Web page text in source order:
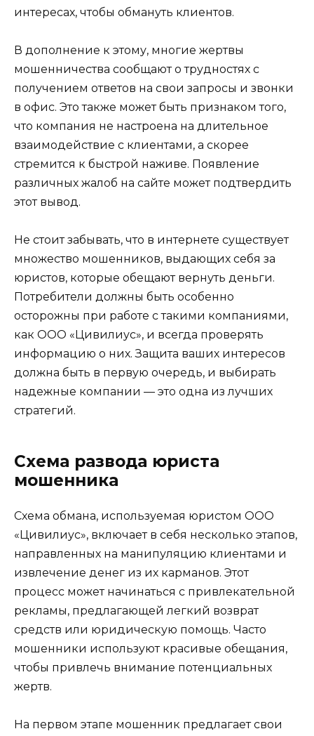
интересах, чтобы обмануть клиентов.
В дополнение к этому, многие жертвы
мошенничества сообщают о трудностях с
получением ответов на свои запросы и звонки
в офис. Это также может быть признаком того,
что компания не настроена на длительное
взаимодействие с клиентами, а скорее
стремится к быстрой наживе. Появление
различных жалоб на сайте может подтвердить
этот вывод.
Не стоит забывать, что в интернете существует
множество мошенников, выдающих себя за
юристов, которые обещают вернуть деньги.
Потребители должны быть особенно
осторожны при работе с такими компаниями,
как ООО «Цивилиус», и всегда проверять
информацию о них. Защита ваших интересов
должна быть в первую очередь, и выбирать
надежные компании — это одна из лучших
стратегий.
Схема развода юриста
мошенника
Схема обмана, используемая юристом ООО
«Цивилиус», включает в себя несколько этапов,
направленных на манипуляцию клиентами и
извлечение денег из их карманов. Этот
процесс может начинаться с привлекательной
рекламы, предлагающей легкий возврат
средств или юридическую помощь. Часто
мошенники используют красивые обещания,
чтобы привлечь внимание потенциальных
жертв.
На первом этапе мошенник предлагает свои